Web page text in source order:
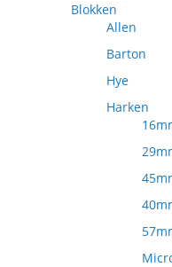
Blokken
Allen
Barton
Hye
Harken